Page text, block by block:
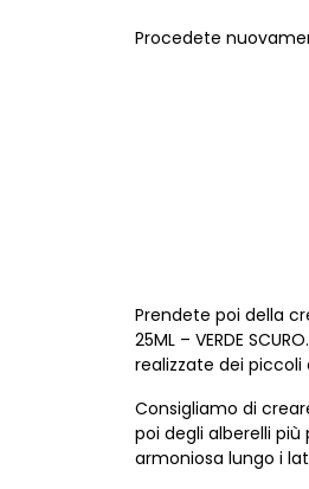
Procedete
Prendete poi della
25ML – VERDE
realizzate dei
Consigliamo di
poi degli alberelli
armoniosa lungo i